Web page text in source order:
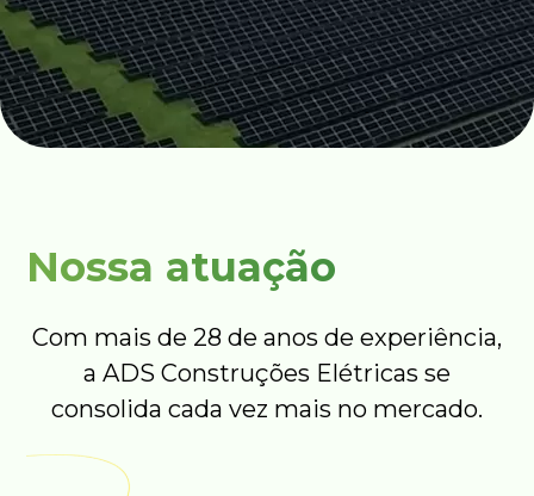
Nossa atuação
Com mais de 28 de anos de experiência,
a ADS Construções Elétricas se
consolida cada vez mais no mercado.